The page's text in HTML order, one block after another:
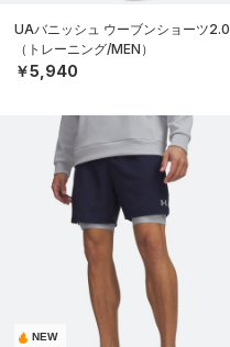
UAバニッシュ ウーブンショーツ2.0
（トレーニング/MEN）
￥5,940
NEW